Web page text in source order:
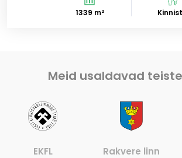
1339 m²
Meid usaldavad
Rakvere linn Nõo vald